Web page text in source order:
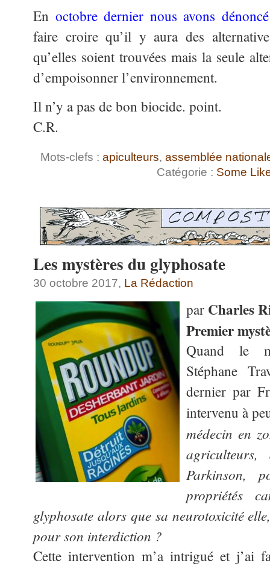
En octobre dernier nous avons dénoncé
faire croire qu’il y aura des
qu’elles soient trouvées mais la seule
d’empoisonner l’environnement.
Il n’y a pas de bon biocide. point.
C.R.
Mots-clefs : apiculteurs, assemblée
Catégorie : Some
Les mystères du glyphosate
30 octobre 2017, La Rédaction
par Charles
Premier
Quand le
Stéphane
dernier par
intervenu à
médecin en
agriculteurs,
Parkinson,
propriétés
glyphosate alors que sa neurotoxicité
pour son interdiction ?
Cette intervention m’a intrigué et j’ai